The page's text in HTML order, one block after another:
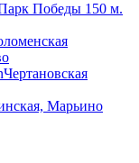
Победы 150 м.
Чертановская
Марьино